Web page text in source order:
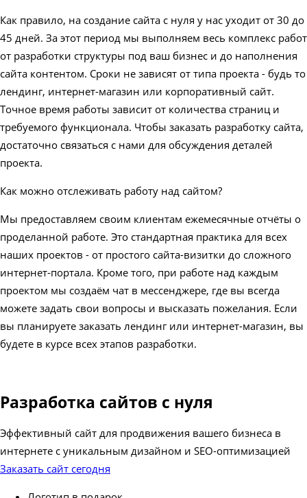
Как правило, на создание сайта с нуля у нас уходит от 30 до
45 дней. За этот период мы выполняем весь комплекс работ
от разработки структуры под ваш бизнес и до наполнения
сайта контентом. Сроки не зависят от типа проекта - будь то
лендинг, интернет-магазин или корпоративный сайт.
Точное время работы зависит от количества страниц и
требуемого функционала. Чтобы заказать разработку сайта,
достаточно связаться с нами для обсуждения деталей
проекта.
Как можно отслеживать работу над сайтом?
Мы предоставляем своим клиентам ежемесячные отчёты о
проделанной работе. Это стандартная практика для всех
наших проектов - от простого сайта-визитки до сложного
интернет-портала. Кроме того, при работе над каждым
проектом мы создаём чат в мессенджере, где вы всегда
можете задать свои вопросы и высказать пожелания. Если
вы планируете заказать лендинг или интернет-магазин, вы
будете в курсе всех этапов разработки.
Разработка сайтов с нуля
Эффективный сайт для продвижения вашего бизнеса в
интернете с уникальным дизайном и SEO-оптимизацией
Заказать сайт сегодня